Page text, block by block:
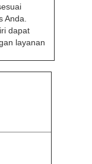
Anda.
dapat
layanan